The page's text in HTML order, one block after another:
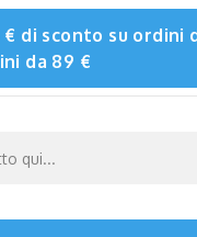
di sconto su ordini
da 89 €